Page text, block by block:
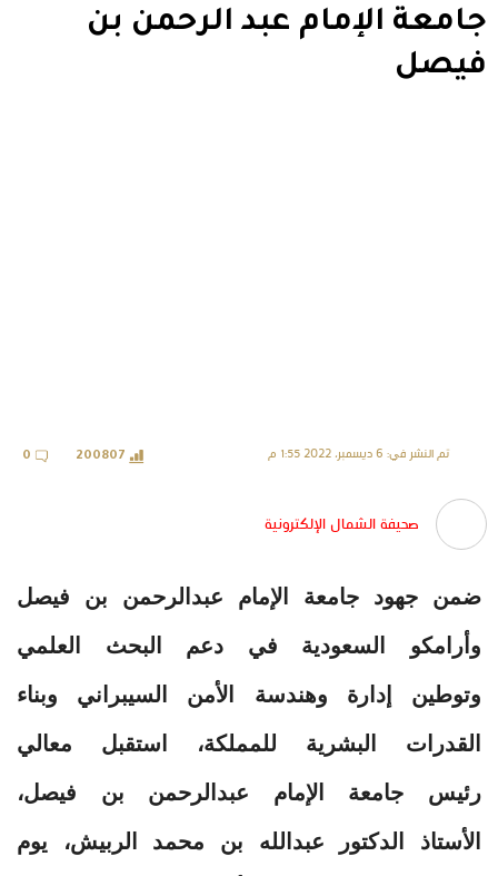
جامعة الإمام عبد الرحمن بن
فيصل
تم النشر في: 6 ديسمبر، 2022 1:55 م 200807
0
صحيفة الشمال الإلكترونية
ضمن جهود جامعة الإمام عبدالرحمن بن فيصل
وأرامكو السعودية في دعم البحث العلمي
وتوطين إدارة وهندسة الأمن السيبراني وبناء
القدرات البشرية للمملكة، استقبل معالي
رئيس جامعة الإمام عبدالرحمن بن فيصل،
الأستاذ الدكتور عبدالله بن محمد الربيش، يوم